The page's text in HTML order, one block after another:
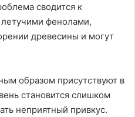
сводится к
фенолами,
древесины и могут
образом присутствуют в
становится слишком
неприятный привкус.